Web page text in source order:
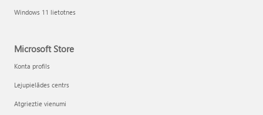
Windows 11 lietotnes
Microsoft Store
Konta profils
Lejupielādes centrs
Atgrieztie vienumi